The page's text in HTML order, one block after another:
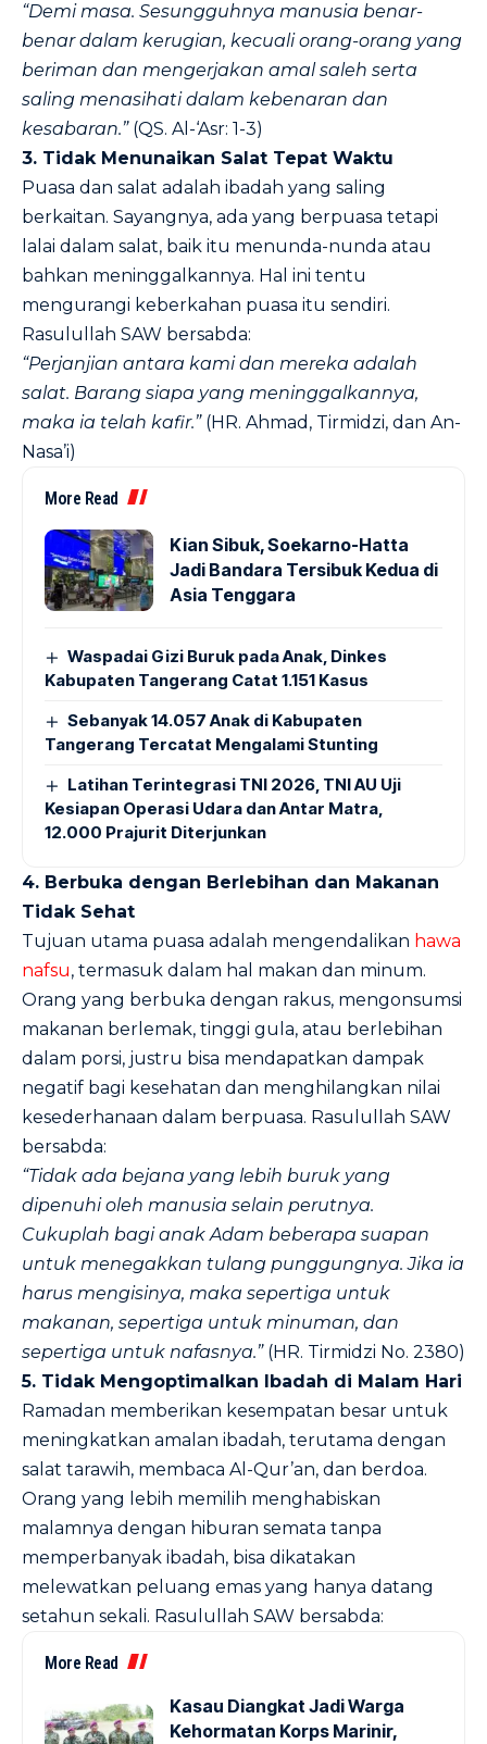
“Demi masa. Sesungguhnya manusia benar-
benar dalam kerugian, kecuali orang-orang yang
beriman dan mengerjakan amal saleh serta
saling menasihati dalam kebenaran dan
kesabaran.”(QS. Al-‘Asr: 1-3)
3. Tidak Menunaikan Salat Tepat Waktu
Puasa dan salat adalah ibadah yang saling
berkaitan. Sayangnya, ada yang berpuasa tetapi
lalai dalam salat, baik itu menunda-nunda atau
bahkan meninggalkannya. Hal ini tentu
mengurangi keberkahan puasa itu sendiri.
Rasulullah SAW bersabda:
“Perjanjian antara kami dan mereka adalah
salat. Barang siapa yang meninggalkannya,
maka ia telah kafir.”(HR. Ahmad, Tirmidzi, dan An-
Nasa’i)
More Read
Kian Sibuk, Soekarno-Hatta
Jadi Bandara Tersibuk Kedua di
Asia Tenggara
Waspadai Gizi Buruk pada Anak, Dinkes
Kabupaten Tangerang Catat 1.151 Kasus
Sebanyak 14.057 Anak di Kabupaten
Tangerang Tercatat Mengalami Stunting
Latihan Terintegrasi TNI 2026, TNI AU Uji
Kesiapan Operasi Udara dan Antar Matra,
12.000 Prajurit Diterjunkan
4. Berbuka dengan Berlebihan dan Makanan
Tidak Sehat
Tujuan utama puasa adalah mengendalikan hawa
nafsu, termasuk dalam hal makan dan minum.
Orang yang berbuka dengan rakus, mengonsumsi
makanan berlemak, tinggi gula, atau berlebihan
dalam porsi, justru bisa mendapatkan dampak
negatif bagi kesehatan dan menghilangkan nilai
kesederhanaan dalam berpuasa. Rasulullah SAW
bersabda:
“Tidak ada bejana yang lebih buruk yang
dipenuhi oleh manusia selain perutnya.
Cukuplah bagi anak Adam beberapa suapan
untuk menegakkan tulang punggungnya. Jika ia
harus mengisinya, maka sepertiga untuk
makanan, sepertiga untuk minuman, dan
sepertiga untuk nafasnya.”(HR. Tirmidzi No. 2380)
5. Tidak Mengoptimalkan Ibadah di Malam Hari
Ramadan memberikan kesempatan besar untuk
meningkatkan amalan ibadah, terutama dengan
salat tarawih, membaca Al-Qur’an, dan berdoa.
Orang yang lebih memilih menghabiskan
malamnya dengan hiburan semata tanpa
memperbanyak ibadah, bisa dikatakan
melewatkan peluang emas yang hanya datang
setahun sekali. Rasulullah SAW bersabda:
More Read
Kasau Diangkat Jadi Warga
Kehormatan Korps Marinir,